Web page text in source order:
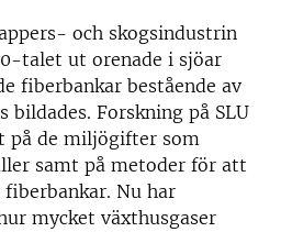
och skogsindustrin
talet ut orenade i sjöar
fiberbankar bestående av
bildades. Forskning på SLU
på de miljögifter som
samt på metoder för att
fiberbankar. Nu har
mycket växthusgaser